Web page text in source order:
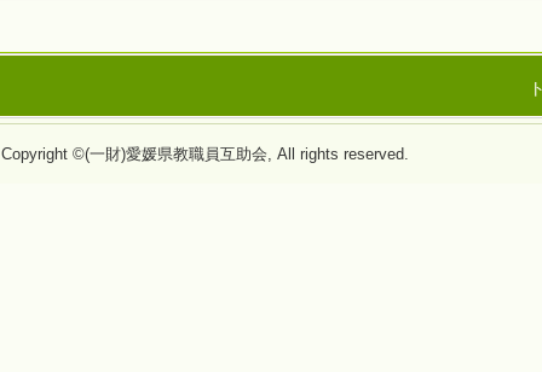
Copyright ©(一財)愛媛県教職員互助会, All rights reserved.